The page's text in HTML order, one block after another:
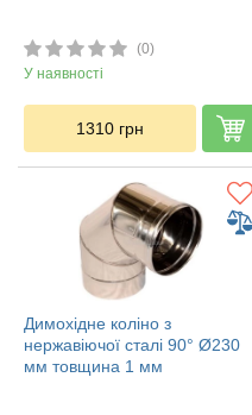
(0)
У наявності
1310 грн
Димохідне коліно з
нержавіючої сталі 90° Ø230
мм товщина 1 мм